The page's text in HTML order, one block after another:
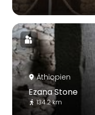
Äthiopien
Ezana Stone
134.2 km